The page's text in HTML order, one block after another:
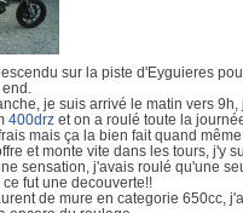
sur la piste d'Eyguieres
je suis arrivé le matin vers 9h,
400drz et on a roulé toute la
mais ça la bien fait quand
et monte vite dans les tours, j'y
sensation, j'avais roulé qu'une
fut une decouverte!!
de mure en categorie 650cc,